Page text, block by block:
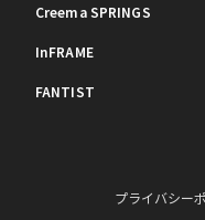
Creema SPRINGS
InFRAME
FANTIST
プライバシー